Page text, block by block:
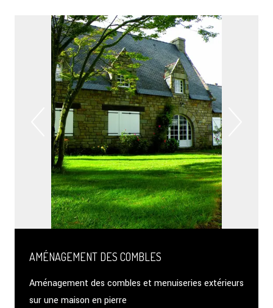
AMÉNAGEMENT DES COMBLES
Aménagement des combles et menuiseries extérieurs
sur une maison en pierre